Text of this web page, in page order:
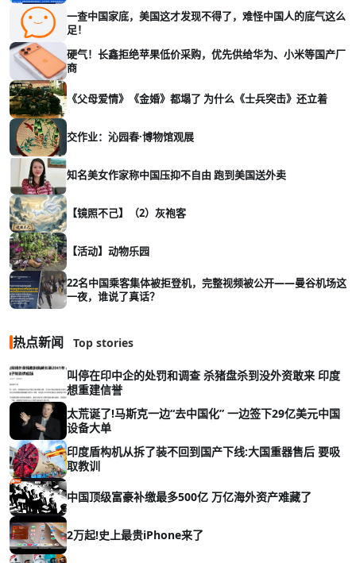
一查中国家底，美国这才发现不得了，难怪中国人的底气这么
足！
硬气！长鑫拒绝苹果低价采购，优先供给华为、小米等国产厂
商
《父母爱情》《金婚》都塌了 为什么《士兵突击》还立着
交作业：沁园春·博物馆观展
知名美女作家称中国压抑不自由 跑到美国送外卖
【镜照不己】（2）灰袍客
【活动】动物乐园
22名中国乘客集体被拒登机，完整视频被公开——曼谷机场这
一夜，谁说了真话？
热点新闻 Top stories
叫停在印中企的处罚和调查 杀猪盘杀到没外资敢来 印度
想重建信誉
太荒诞了!马斯克一边“去中国化” 一边签下29亿美元中国
设备大单
印度盾构机从拆了装不回到国产下线:大国重器售后 要吸
取教训
中国顶级富豪补缴最多500亿 万亿海外资产难藏了
2万起!史上最贵iPhone来了